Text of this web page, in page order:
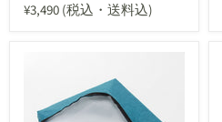
¥3,490(税込・送料込)